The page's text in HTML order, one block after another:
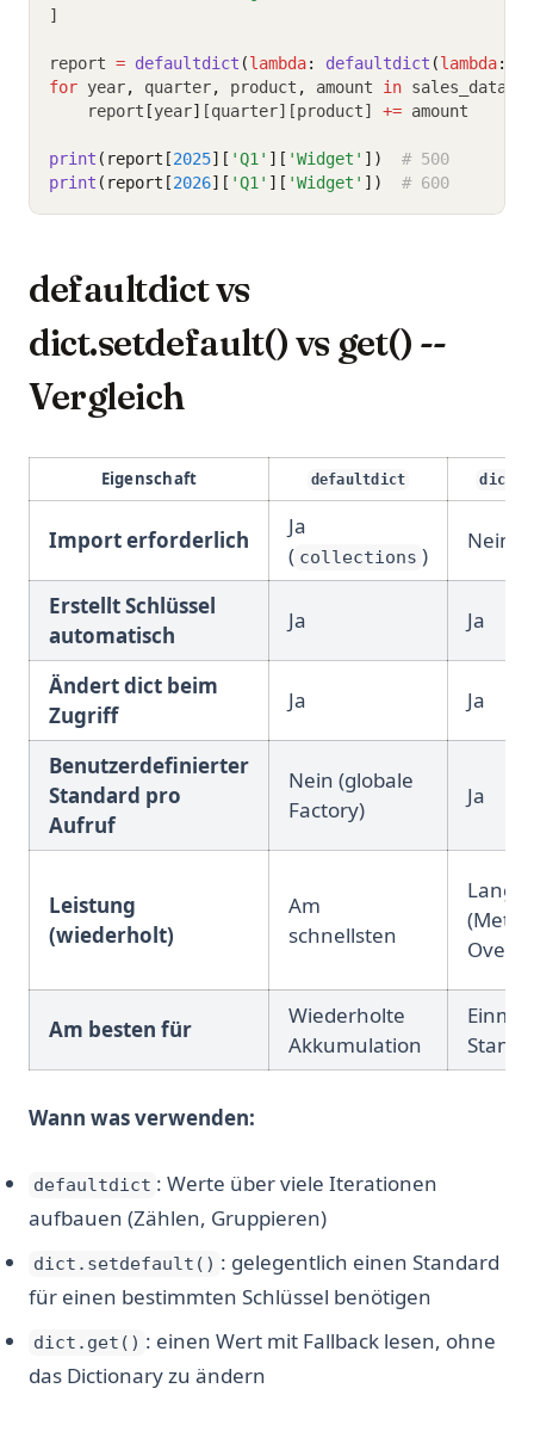
]
report = defaultdict (lambda: defaultdict (lambda:
for year, quarter, product , amount in sales_data
    report
[year] [quarter][product] += amount
print (report[2025][ 'Q1' ][ 'Widget' ])
# 500
print (report[2026][ 'Q1' ][ 'Widget' ]) # 600
defaultdict vs
dict.setdefault() vs get() --
Vergleich
Eigenschaft defaultdict
Import erforderlich
Ja
( collections )
Nein
Erstellt Schlüssel
automatisch
Ja Ja
Ändert dict beim
Zugriff
Ja Ja
Benutzerdefinierter
Standard pro
Aufruf
Nein (globale
Factory)
Ja
Leistung
(wiederholt)
Am
schnellsten
Am besten für
Wiederholte
Akkumulation
Wann was verwenden:
defaultdict : Werte über viele Iterationen
aufbauen (Zählen, Gruppieren)
dict.setdefault() : gelegentlich einen Standard
für einen bestimmten Schlüssel benötigen
dict.get() : einen Wert mit Fallback lesen, ohne
das Dictionary zu ändern